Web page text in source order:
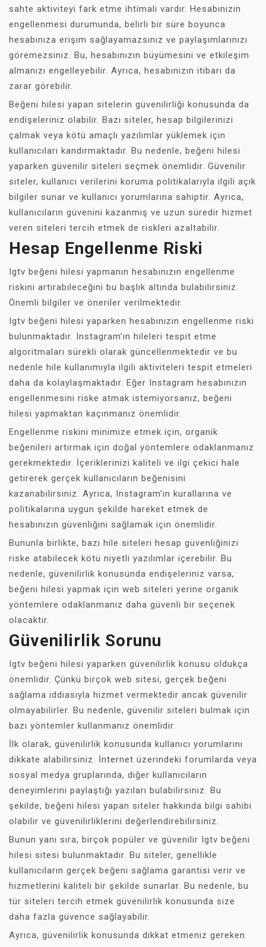
sahte aktiviteyi fark etme ihtimali vardır. Hesabınızın
engellenmesi durumunda, belirli bir süre boyunca
hesabınıza erişim sağlayamazsınız ve paylaşımlarınızı
göremezsiniz. Bu, hesabınızın büyümesini ve etkileşim
almanızı engelleyebilir. Ayrıca, hesabınızın itibarı da
zarar görebilir.
Beğeni hilesi yapan sitelerin güvenilirliği konusunda da
endişeleriniz olabilir. Bazı siteler, hesap bilgilerinizi
çalmak veya kötü amaçlı yazılımlar yüklemek için
kullanıcıları kandırmaktadır. Bu nedenle, beğeni hilesi
yaparken güvenilir siteleri seçmek önemlidir. Güvenilir
siteler, kullanıcı verilerini koruma politikalarıyla ilgili açık
bilgiler sunar ve kullanıcı yorumlarına sahiptir. Ayrıca,
kullanıcıların güvenini kazanmış ve uzun süredir hizmet
veren siteleri tercih etmek de riskleri azaltabilir.
Hesap Engellenme Riski
Igtv beğeni hilesi yapmanın hesabınızın engellenme
riskini artırabileceğini bu başlık altında bulabilirsiniz.
Önemli bilgiler ve öneriler verilmektedir.
Igtv beğeni hilesi yaparken hesabınızın engellenme riski
bulunmaktadır. Instagram’ın hileleri tespit etme
algoritmaları sürekli olarak güncellenmektedir ve bu
nedenle hile kullanımıyla ilgili aktiviteleri tespit etmeleri
daha da kolaylaşmaktadır. Eğer Instagram hesabınızın
engellenmesini riske atmak istemiyorsanız, beğeni
hilesi yapmaktan kaçınmanız önemlidir.
Engellenme riskini minimize etmek için, organik
beğenileri artırmak için doğal yöntemlere odaklanmanız
gerekmektedir. İçeriklerinizi kaliteli ve ilgi çekici hale
getirerek gerçek kullanıcıların beğenisini
kazanabilirsiniz. Ayrıca, Instagram’ın kurallarına ve
politikalarına uygun şekilde hareket etmek de
hesabınızın güvenliğini sağlamak için önemlidir.
Bununla birlikte, bazı hile siteleri hesap güvenliğinizi
riske atabilecek kötü niyetli yazılımlar içerebilir. Bu
nedenle, güvenilirlik konusunda endişeleriniz varsa,
beğeni hilesi yapmak için web siteleri yerine organik
yöntemlere odaklanmanız daha güvenli bir seçenek
olacaktır.
Güvenilirlik Sorunu
Igtv beğeni hilesi yaparken güvenilirlik konusu oldukça
önemlidir. Çünkü birçok web sitesi, gerçek beğeni
sağlama iddiasıyla hizmet vermektedir ancak güvenilir
olmayabilirler. Bu nedenle, güvenilir siteleri bulmak için
bazı yöntemler kullanmanız önemlidir.
İlk olarak, güvenilirlik konusunda kullanıcı yorumlarını
dikkate alabilirsiniz. İnternet üzerindeki forumlarda veya
sosyal medya gruplarında, diğer kullanıcıların
deneyimlerini paylaştığı yazıları bulabilirsiniz. Bu
şekilde, beğeni hilesi yapan siteler hakkında bilgi sahibi
olabilir ve güvenilirliklerini değerlendirebilirsiniz.
Bunun yanı sıra, birçok popüler ve güvenilir Igtv beğeni
hilesi sitesi bulunmaktadır. Bu siteler, genellikle
kullanıcıların gerçek beğeni sağlama garantisi verir ve
hizmetlerini kaliteli bir şekilde sunarlar. Bu nedenle, bu
tür siteleri tercih etmek güvenilirlik konusunda size
daha fazla güvence sağlayabilir.
Ayrıca, güvenilirlik konusunda dikkat etmeniz gereken